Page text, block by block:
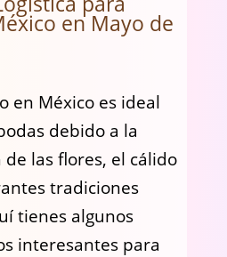
en Mayo de
en México es ideal
debido a la
las flores, el cálido
tradiciones
tienes algunos
interesantes para